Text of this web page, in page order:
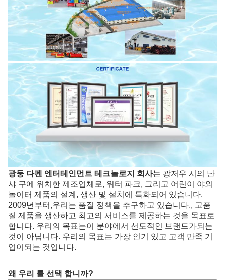
광둥 다펜 엔터테인먼트 테크놀로지 회사는 광저우 시의 난
샤 구에 위치한 제조업체로, 워터 파크, 그리고 어린이 야외
놀이터 제품의 설계, 생산 및 설치에 특화되어 있습니다.
2009년부터,우리는 품질 정책을 추구하고 있습니다., 고품
질 제품을 생산하고 최고의 서비스를 제공하는 것을 목표로
합니다. 우리의 목표는이 분야에서 선도적인 브랜드가되는
것이 아닙니다. 우리의 목표는 가장 인기 있고 고객 만족 기
업이되는 것입니다.
왜 우리 를 선택 합니까?